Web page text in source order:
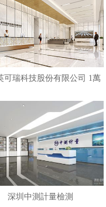
可瑞科技股份有限公司 1萬
深圳中測計量檢測